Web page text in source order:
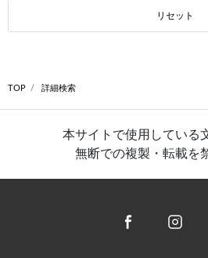
リセット
TOP 詳細検索
本サイトで使用している
無断での複製・転載を